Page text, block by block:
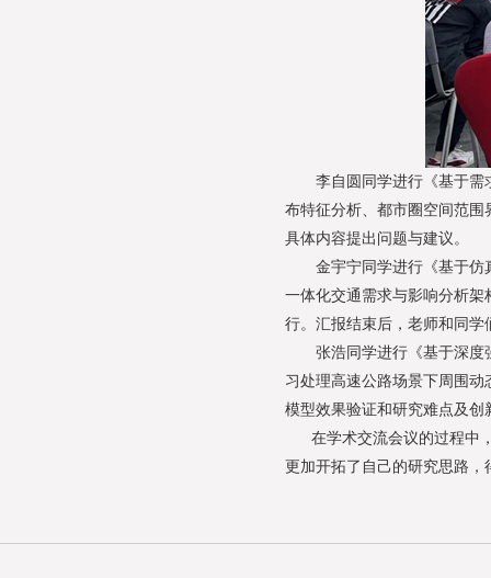
李自圆同学进行《基于需求
布特征分析、都市圈空间范
具体内容提出问题与建议。
金宇宁同学进行《基于仿真
一体化交通需求与影响分析
行。汇报结束后，老师和同
张浩同学进行《基于深度强
习处理高速公路场景下周围
模型效果验证和研究难点及
在学术交流会议的过程中，
更加开拓了自己的研究思路